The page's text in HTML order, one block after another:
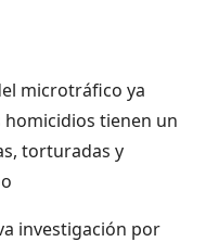
microtráfico ya
homicidios tienen un
torturadas y
investigación por